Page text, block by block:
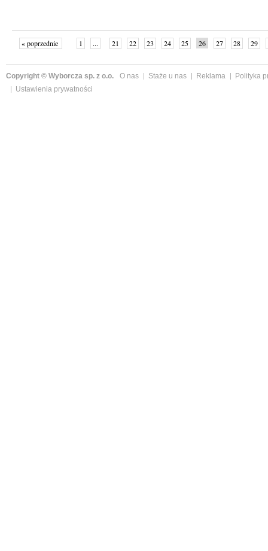
« poprzednie 1 ... 21 22 23 24 25 26 27 28 29
Copyright © Wyborcza sp. z o.o. O nas Staże u nas Reklama
Polityka
Ustawienia prywatności